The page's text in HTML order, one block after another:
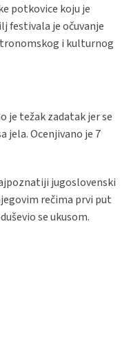
potkovice koju je
festivala je očuvanje
i kulturnog
je težak zadatak jer se
jela. Ocenjivano je 7
jugoslovenski
rečima prvi put
se ukusom.